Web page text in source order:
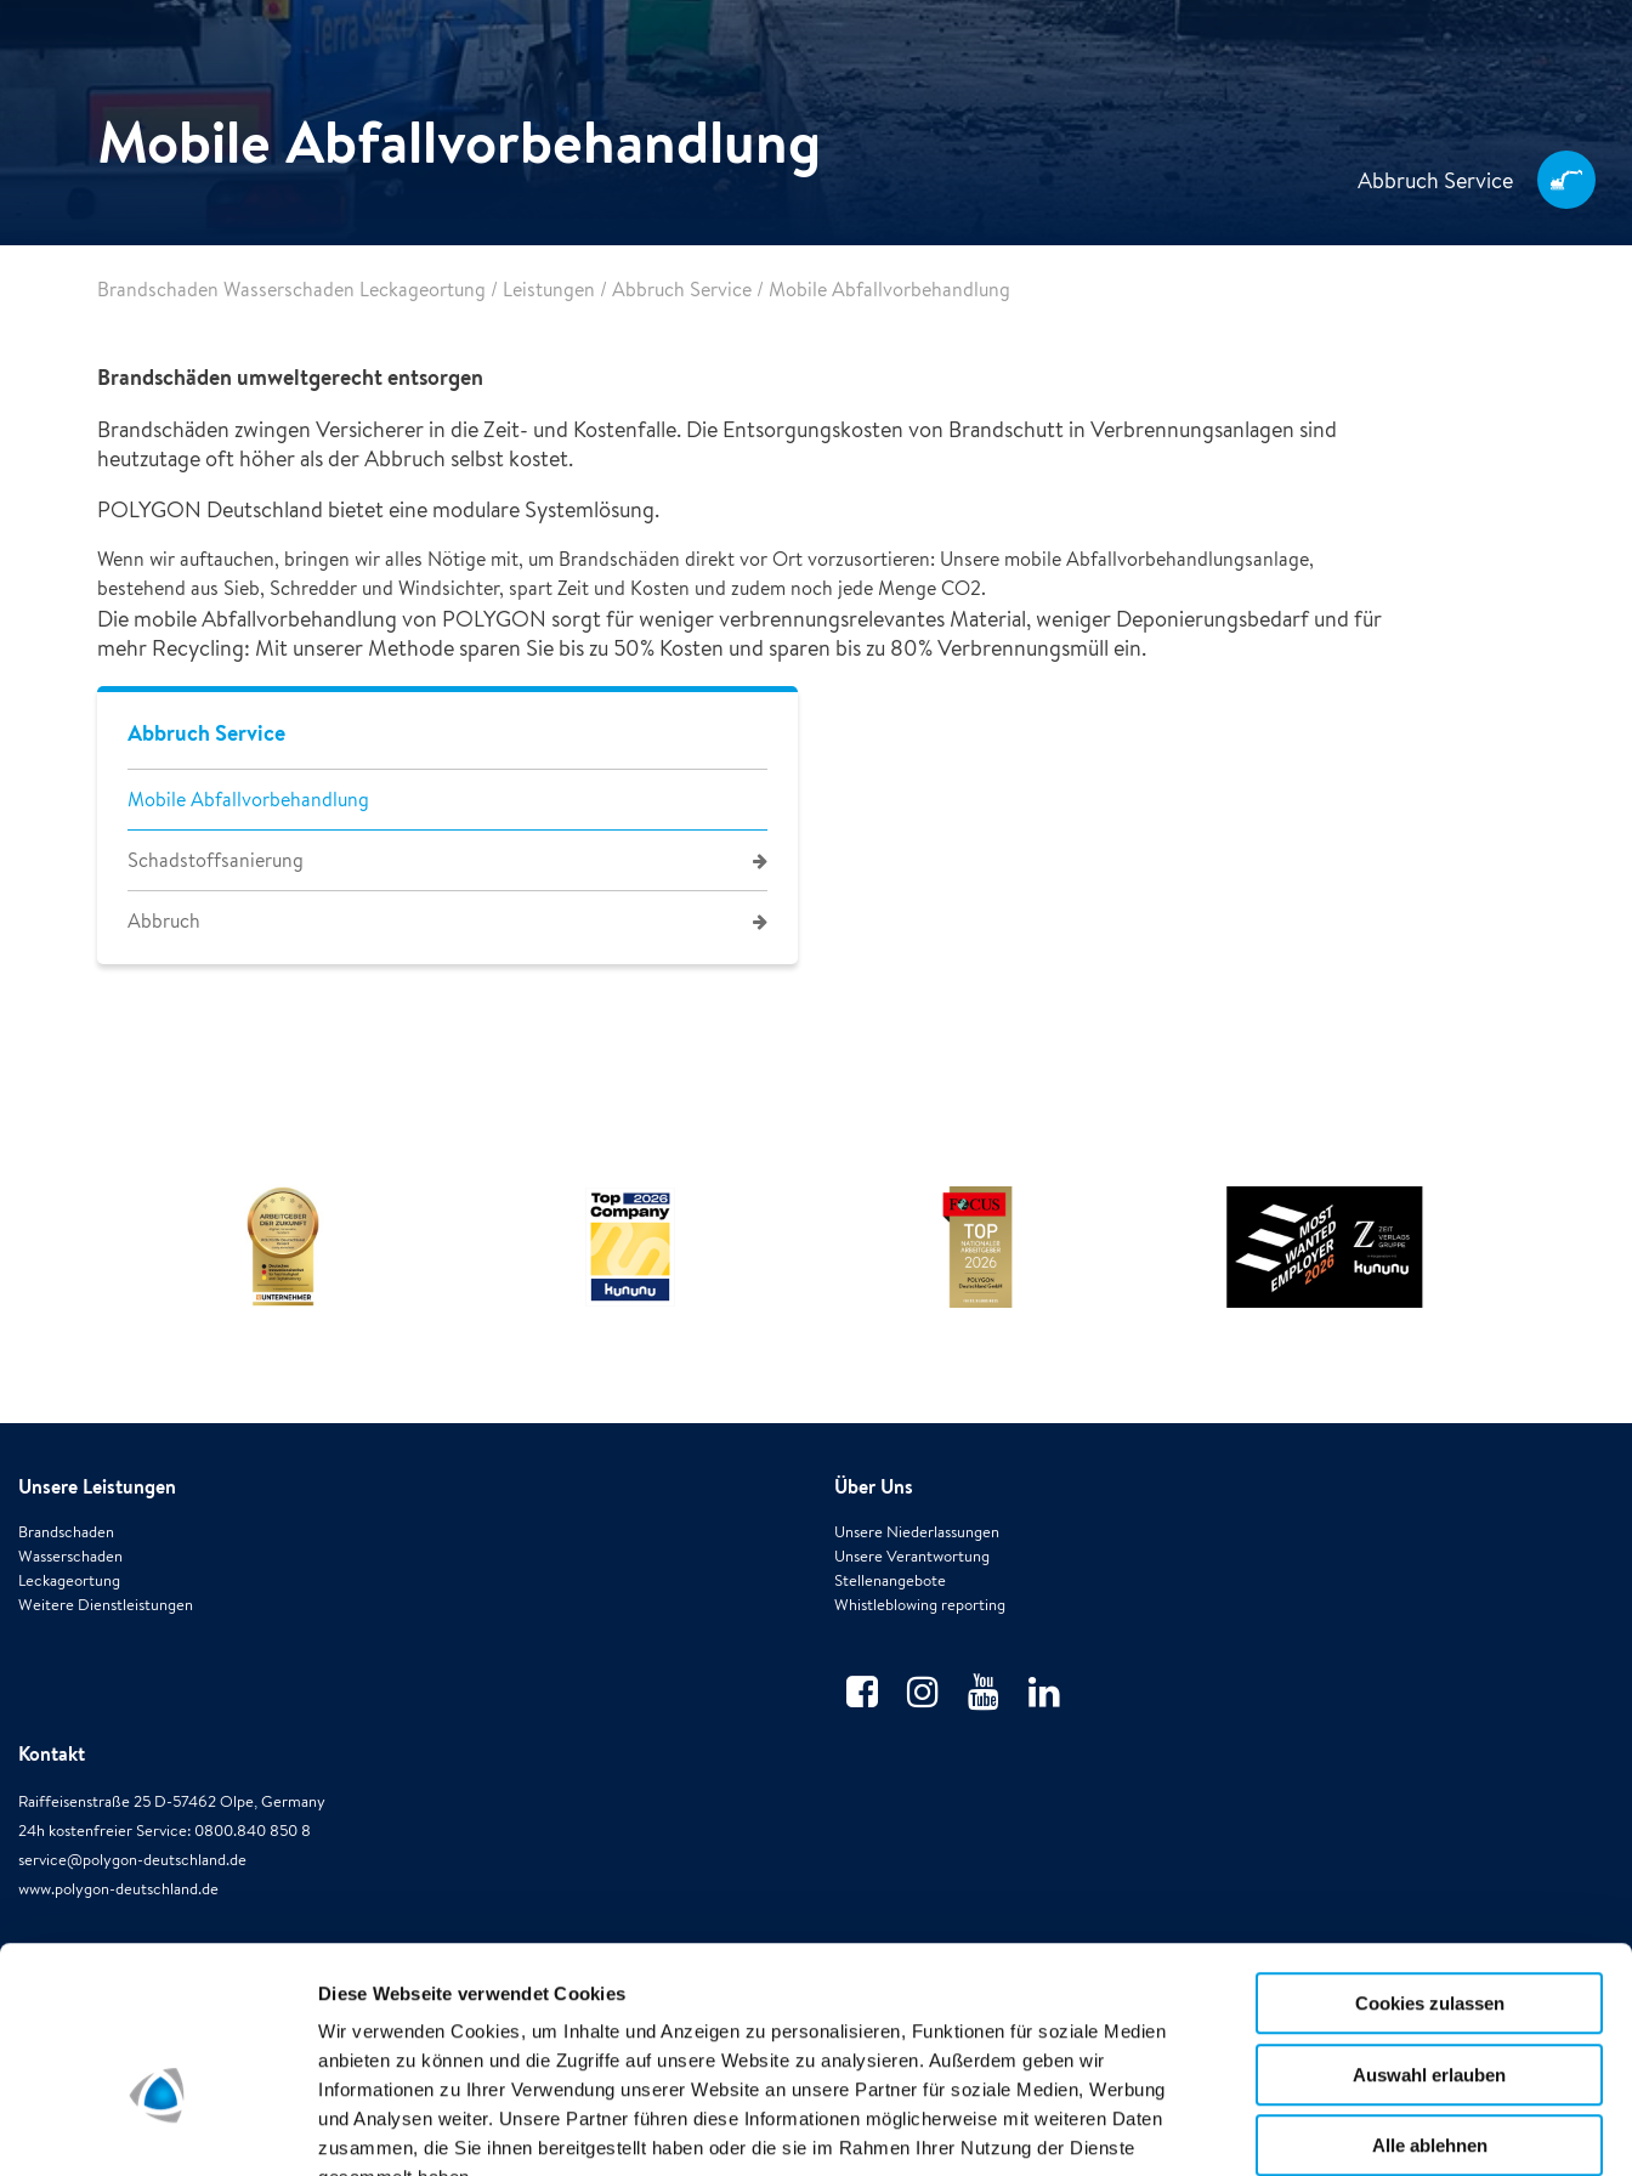
Diese Webseite verwendet Cookies
Wir verwenden Cookies, um Inhalte und Anzeigen zu personalisieren, Funktionen für soziale Medien
anbieten zu können und die Zugriffe auf unsere Website zu analysieren. Außerdem geben wir
Informationen zu Ihrer Verwendung unserer Website an unsere Partner für soziale Medien, Werbung
und Analysen weiter. Unsere Partner führen diese Informationen möglicherweise mit weiteren Daten
zusammen, die Sie ihnen bereitgestellt haben oder die sie im Rahmen Ihrer Nutzung der Dienste
Cookies zulassen
Auswahl erlauben
Alle ablehnen
Abbruch Service
Marine Service
Inspektion+
Kfz-Sanierung
Nachhaltigkeit
Wochen wieder geöffnet
Mobile Abfallvorbehandlung Abbruch Service
Brandschaden Wasserschaden Leckageortung / Leistungen / Abbruch Service / Mobile Abfallvorbehandlung
Brandschäden umweltgerecht entsorgen
Brandschäden zwingen Versicherer in die Zeit- und Kostenfalle. Die Entsorgungskosten von Brandschutt in Verbrennungsanlagen sind
heutzutage oft höher als der Abbruch selbst kostet.
POLYGON Deutschland bietet eine modulare Systemlösung.
Wenn wir auftauchen, bringen wir alles Nötige mit, um Brandschäden direkt vor Ort vorzusortieren: Unsere mobile Abfallvorbehandlungsanlage,
bestehend aus Sieb, Schredder und Windsichter, spart Zeit und Kosten und zudem noch jede Menge CO2.
Die mobile Abfallvorbehandlung von POLYGON sorgt für weniger verbrennungsrelevantes Material, weniger Deponierungsbedarf und für
mehr Recycling: Mit unserer Methode sparen Sie bis zu 50% Kosten und sparen bis zu 80% Verbrennungsmüll ein.
Abbruch Service
Mobile Abfallvorbehandlung
Schadstoffsanierung
Abbruch
Unsere Leistungen
Brandschaden
Wasserschaden
Leckageortung
Weitere Dienstleistungen
Über Uns
Unsere Niederlassungen
Unsere Verantwortung
Stellenangebote
Whistleblowing reporting
Kontakt
Raiffeisenstraße 25 D-57462 Olpe, Germany
24h kostenfreier Service: 0800.840 850 8
service@polygon-deutschland.de
www.polygon-deutschland.de